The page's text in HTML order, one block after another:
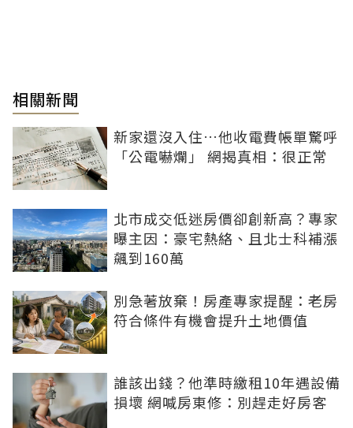
相關新聞
新家還沒入住…他收電費帳單驚呼
「公電嚇爛」 網揭真相：很正常
北市成交低迷房價卻創新高？專家
曝主因：豪宅熱絡、且北士科補漲
飆到160萬
別急著放棄！房產專家提醒：老房
符合條件有機會提升土地價值
誰該出錢？他準時繳租10年遇設備
損壞 網喊房東修：別趕走好房客